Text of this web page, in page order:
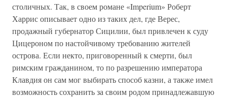
столичных. Так, в своем романе «Imperium» Роберт
Харрис описывает одно из таких дел, где Верес,
продажный губернатор Сицилии, был привлечен к суду
Цицероном по настойчивому требованию жителей
острова. Если некто, приговоренный к смерти, был
римским гражданином, то по разрешению императора
Клавдия он сам мог выбирать способ казни, а также имел
возможность сохранить за своим родом принадлежавшую